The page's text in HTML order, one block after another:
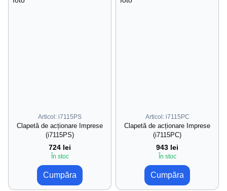
Articol: i7115PS
Clapetă de acționare Imprese
(i7115PS)
724 lei
În stoc
Cumpăra
Articol: i7115PC
Clapetă de acționare Imprese
(i7115PC)
943 lei
În stoc
Cumpăra